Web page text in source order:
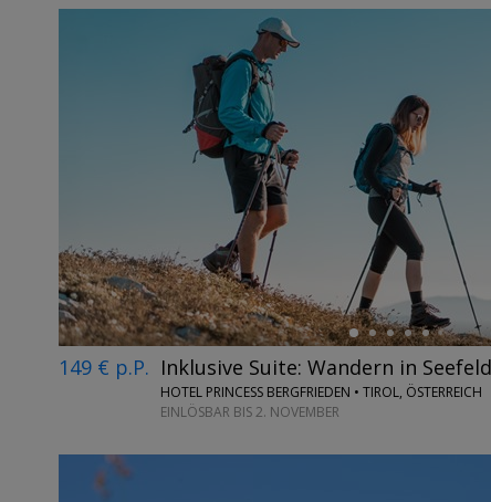
149 € p.P. Inklusive Suite: Wandern in
HOTEL PRINCESS BERGFRIEDEN • TIROL, ÖSTERREICH
EINLÖSBAR BIS 2. NOVEMBER